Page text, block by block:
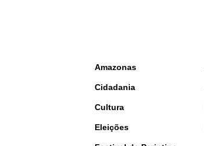
Amazonas
Cidadania
Cultura
Eleições